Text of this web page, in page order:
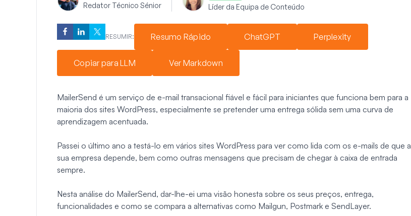
Redator Técnico Sénior
Líder da Equipa de Conteúdo
RESUMIR: Resumo Rápido ChatGPT Perplexity
Copiar para LLM Ver Markdown
MailerSend é um serviço de e-mail transacional fiável e fácil para iniciantes que funciona bem para a
maioria dos sites WordPress, especialmente se pretender uma entrega sólida sem uma curva de
aprendizagem acentuada.
Passei o último ano a testá-lo em vários sites WordPress para ver como lida com os e-mails de que a
sua empresa depende, bem como outras mensagens que precisam de chegar à caixa de entrada
sempre.
Nesta análise do MailerSend, dar-lhe-ei uma visão honesta sobre os seus preços, entrega,
funcionalidades e como se compara a alternativas como Mailgun, Postmark e SendLayer.